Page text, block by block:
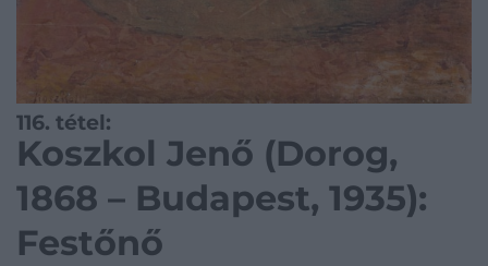
116. tétel:
Koszkol Jenő (Dorog,
1868 – Budapest, 1935):
Festőnő